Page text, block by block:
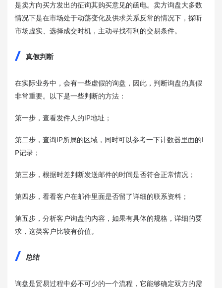
是卖方向买方发出的征询其购买意见的函电。卖方询盘大多数
情况下是在市场处于动荡变化及供求关系反常的情况下，探听
市场虚实、选择成交时机，主动寻找有利的交易条件。
真假判断
在实际业务中，会有一些虚假的询盘，因此，判断询盘的真假
非常重要。以下是一些判断的方法：
第一步，查看发件人的IP地址；
第二步，查询IP所属的区域，同时可以参考一下计数器里面的I
P记录；
第三步，根据时差判断发送邮件的时间是否符合正常情况；
第四步，看看客户在邮件里面是否留了详细的联系资料；
第五步，分析客户询盘的内容，如果有具体的规格，详细的要
求，这类客户比较有价值。
总结
询盘是贸易过程中必不可少的一个流程，它能够确定双方的需